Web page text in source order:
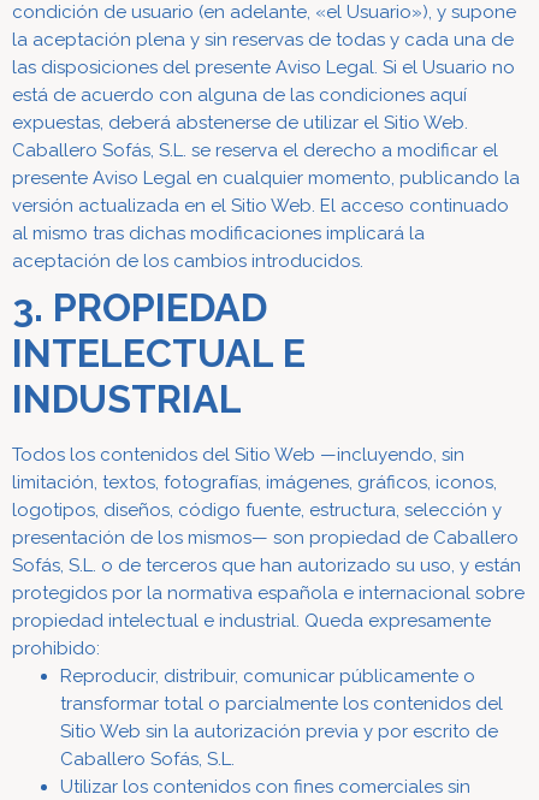
condición de usuario (en adelante, «el Usuario»), y supone
la aceptación plena y sin reservas de todas y cada una de
las disposiciones del presente Aviso Legal. Si el Usuario no
está de acuerdo con alguna de las condiciones aquí
expuestas, deberá abstenerse de utilizar el Sitio Web.
Caballero Sofás, S.L. se reserva el derecho a modificar el
presente Aviso Legal en cualquier momento, publicando la
versión actualizada en el Sitio Web. El acceso continuado
al mismo tras dichas modificaciones implicará la
aceptación de los cambios introducidos.
3. PROPIEDAD
INTELECTUAL E
INDUSTRIAL
Todos los contenidos del Sitio Web —incluyendo, sin
limitación, textos, fotografías, imágenes, gráficos, iconos,
logotipos, diseños, código fuente, estructura, selección y
presentación de los mismos— son propiedad de Caballero
Sofás, S.L. o de terceros que han autorizado su uso, y están
protegidos por la normativa española e internacional sobre
propiedad intelectual e industrial. Queda expresamente
prohibido:
Reproducir, distribuir, comunicar públicamente o
transformar total o parcialmente los contenidos del
Sitio Web sin la autorización previa y por escrito de
Caballero Sofás, S.L.
Utilizar los contenidos con fines comerciales sin